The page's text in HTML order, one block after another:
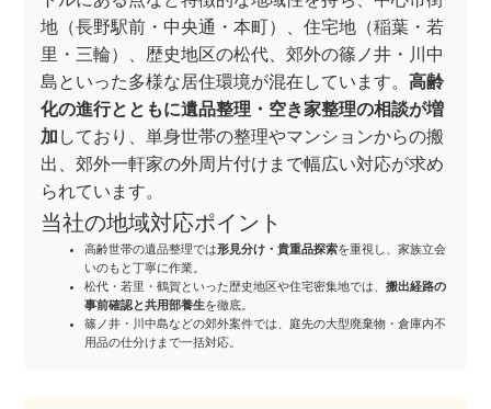
地（長野駅前・中央通・本町）、住宅地（稲葉・若
里・三輪）、歴史地区の松代、郊外の篠ノ井・川中
島といった多様な居住環境が混在しています。 高齢
化の進行とともに遺品整理・空き家整理の相談が増
加 しており、単身世帯の整理やマンションからの搬
出、郊外一軒家の外周片付けまで幅広い対応が求め
られています。
当社の地域対応ポイント
高齢世帯の遺品整理では形見分け・貴重品探索を重視し、家族立会
いのもと丁寧に作業。
松代・若里・鶴賀といった歴史地区や住宅密集地では、 搬出経路の
事前確認と共用部養生を徹底。
篠ノ井・川中島などの郊外案件では、庭先の大型廃棄物・倉庫内不
用品の仕分けまで一括対応。